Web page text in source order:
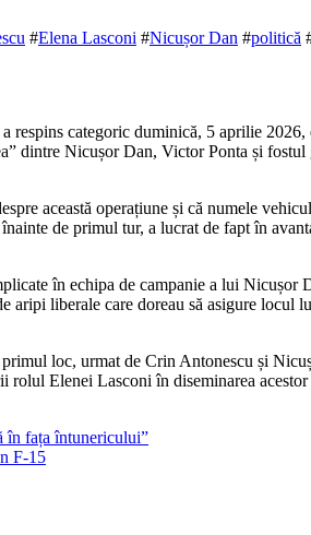
#Elena Lasconi #Nicușor Dan #politică
categoric duminică, 5 aprilie
dintre Nicușor Dan, Victor Ponta și
această operațiune și că numele
de primul tur, a lucrat de fapt în
în echipa de campanie a lui
liberale care doreau să asigure
loc, urmat de Crin Antonescu și
Elenei Lasconi în diseminarea
în fața întunericului”
F-15